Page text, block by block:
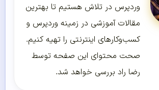
وردپرس در تلاش هستیم تا بهترین
مقالات آموزشی در زمینه وردپرس و
کسب‌و‌کارهای اینترنتی را تهیه کنیم.
صحت محتوای این صفحه توسط
رضا راد بررسی خواهد شد.